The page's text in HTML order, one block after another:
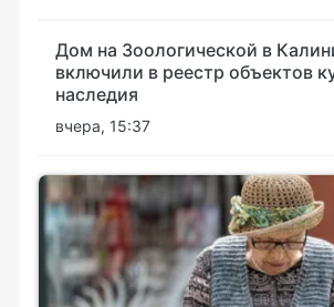
Дом на Зоологической в
включили в реестр объектов
наследия
вчера, 15:37